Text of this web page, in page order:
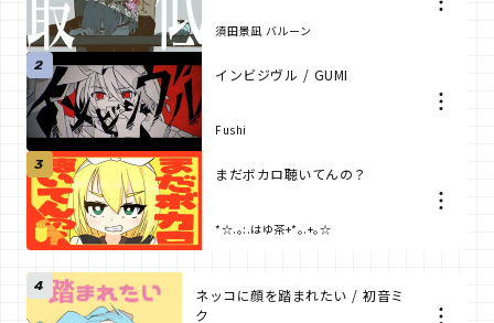
須田景凪 バルーン
2 インビジヴル / GUMI
Fushi
3 まだボカロ聴いてんの？
*☆.｡:.はゆ茶+*｡.+｡☆
4
ネッコに顔を踏まれたい / 初音ミ
ク